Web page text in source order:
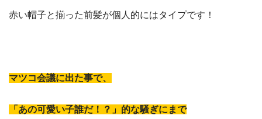
赤い帽子と揃った前髪が個人的にはタイプです！
マツコ会議に出た事で、
「あの可愛い子誰だ！？」的な騒ぎにまで